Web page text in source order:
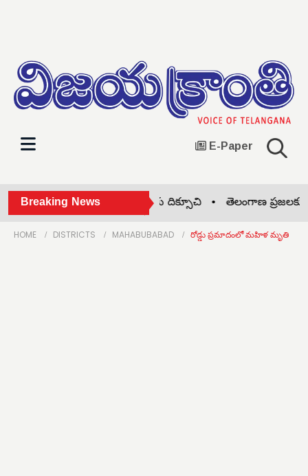
E-Paper
Breaking News
ఆచార్య జయశంకర్ తెలంగాణకు దిక్సూచి • తెలంగాణ ప్రజలకు
HOME DISTRICTS MAHABUBABAD రోడ్డు ప్రమాదంలో మహిళ మృతి